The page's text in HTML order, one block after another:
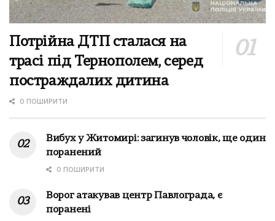
Потрійна ДТП сталася на
трасі під Тернополем, серед
постраждалих дитина
0 ПОШИРИТИ
Вибух у Житомирі: загинув чоловік, ще один
поранений
0 ПОШИРИТИ
Ворог атакував центр Павлограда, є
поранені